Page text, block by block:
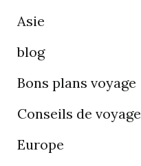
Asie
blog
Bons plans voyage
Conseils de voyage
Europe